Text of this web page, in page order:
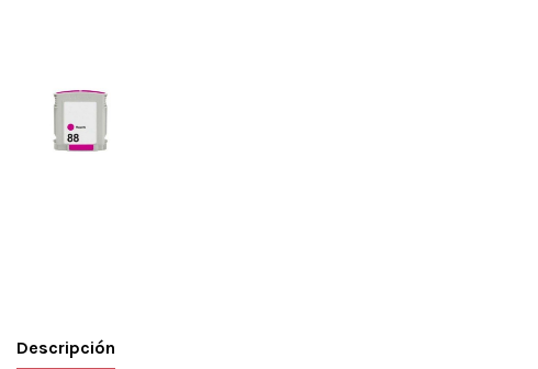
Descripción